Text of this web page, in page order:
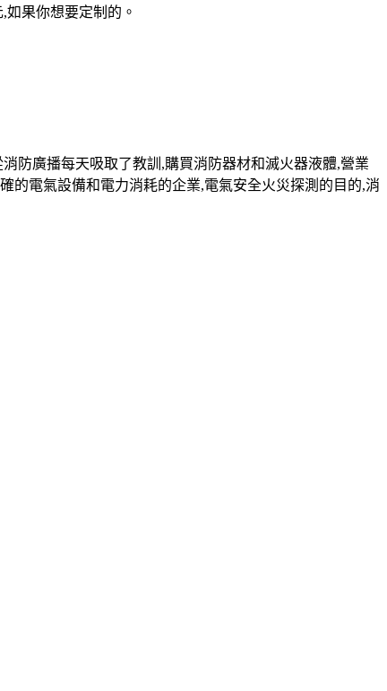
果你想要定制的。
防廣播每天吸取了教訓,購買消防器材和滅火器液體,營業
的電氣設備和電力消耗的企業,電氣安全火災探測的目的,消